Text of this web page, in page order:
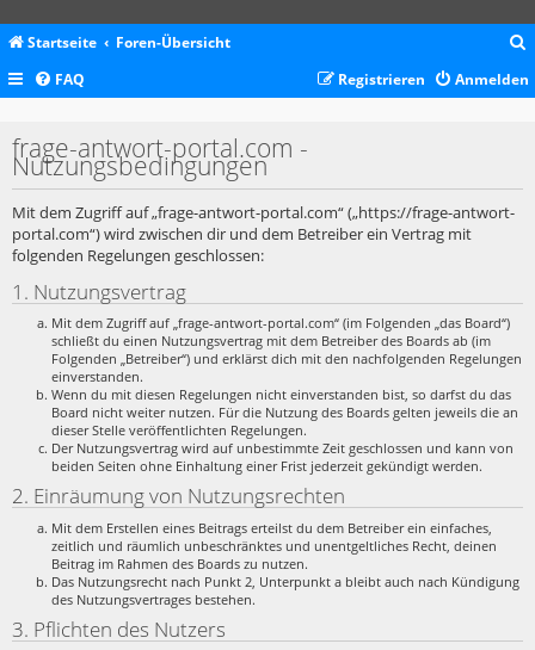
Startseite Foren-Übersicht
c
FAQ Anmelden
Registrieren
frage-antwort-portal.com -
Nutzungsbedingungen
Mit dem Zugriff auf „frage-antwort-portal.com“ („https://frage-antwort-
portal.com“) wird zwischen dir und dem Betreiber ein Vertrag mit
folgenden Regelungen geschlossen:
1. Nutzungsvertrag
Mit dem Zugriff auf „frage-antwort-portal.com“ (im Folgenden „das Board“)
schließt du einen Nutzungsvertrag mit dem Betreiber des Boards ab (im
Folgenden „Betreiber“) und erklärst dich mit den nachfolgenden Regelungen
einverstanden.
Wenn du mit diesen Regelungen nicht einverstanden bist, so darfst du das
Board nicht weiter nutzen. Für die Nutzung des Boards gelten jeweils die an
dieser Stelle veröffentlichten Regelungen.
Der Nutzungsvertrag wird auf unbestimmte Zeit geschlossen und kann von
beiden Seiten ohne Einhaltung einer Frist jederzeit gekündigt werden.
2. Einräumung von Nutzungsrechten
Mit dem Erstellen eines Beitrags erteilst du dem Betreiber ein einfaches,
zeitlich und räumlich unbeschränktes und unentgeltliches Recht, deinen
Beitrag im Rahmen des Boards zu nutzen.
Das Nutzungsrecht nach Punkt 2, Unterpunkt a bleibt auch nach Kündigung
des Nutzungsvertrages bestehen.
3. Pflichten des Nutzers